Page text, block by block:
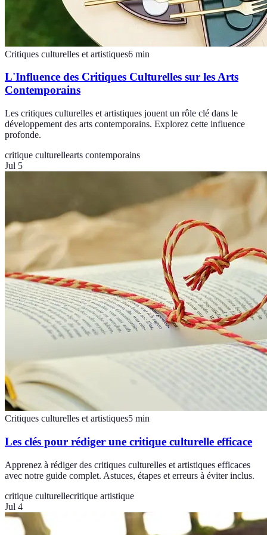
Critiques culturelles et artistiques6 min
L'Influence des Critiques Culturelles sur les Arts
Contemporains
Les critiques culturelles et artistiques jouent un rôle clé dans le
développement des arts contemporains. Explorez cette influence
profonde.
critique culturellearts contemporains
Jul 5
Critiques culturelles et artistiques5 min
Les clés pour rédiger une critique culturelle efficace
Apprenez à rédiger des critiques culturelles et artistiques efficaces
avec notre guide complet. Astuces, étapes et erreurs à éviter inclus.
critique culturellecritique artistique
Jul 4